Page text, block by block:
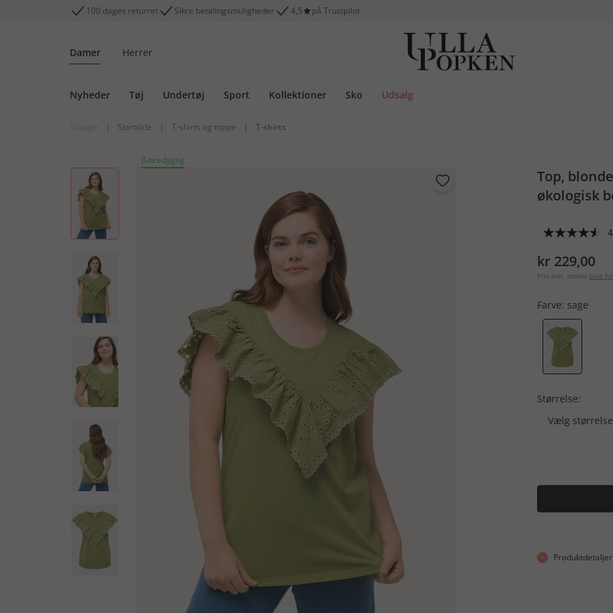
100 dages returret Sikre betalingsmuligheder 4,5 på Trustpilot
Damer Herrer
Nyheder Tøj Undertøj Sport Kollektioner Sko Udsalg
| Startside | T-shirts og toppe | T-shirts
Bæredygtig
Top,
økologisk
kr 229,00
Pris inkl. moms plus
Farve: sage
Størrelse:
Vælg størrelse
Produktdetaljer